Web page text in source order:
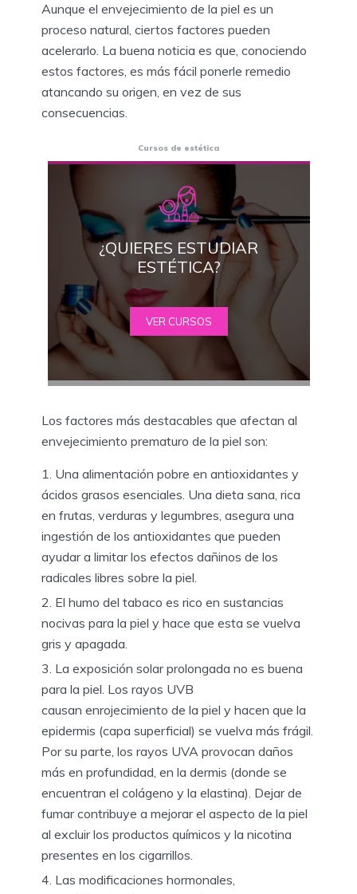
Aunque el envejecimiento de la piel es un
proceso natural, ciertos factores pueden
acelerarlo. La buena noticia es que, conociendo
estos factores, es más fácil ponerle remedio
atancando su origen, en vez de sus
consecuencias.
Cursos de estética
¿QUIERES ESTUDIAR
ESTÉTICA?
VER CURSOS
Los factores más destacables que afectan al
envejecimiento prematuro de la piel son:
Una alimentación pobre en antioxidantes y
ácidos grasos esenciales. Una dieta sana, rica
en frutas, verduras y legumbres, asegura una
ingestión de los antioxidantes que pueden
ayudar a limitar los efectos dañinos de los
radicales libres sobre la piel.
El humo del tabaco es rico en sustancias
nocivas para la piel y hace que esta se vuelva
gris y apagada.
La exposición solar prolongada no es buena
para la piel. Los rayos UVB
causan enrojecimiento de la piel y hacen que la
epidermis (capa superficial) se vuelva más frágil.
Por su parte, los rayos UVA provocan daños
más en profundidad, en la dermis (donde se
encuentran el colágeno y la elastina). Dejar de
fumar contribuye a mejorar el aspecto de la piel
al excluir los productos químicos y la nicotina
presentes en los cigarrillos.
Las modificaciones hormonales,